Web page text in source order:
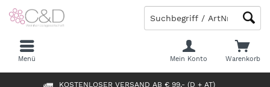
KOSTENLOSER VERSAND AB € 99,- (D + AT)
Warenkorb
Mein Konto
Menü